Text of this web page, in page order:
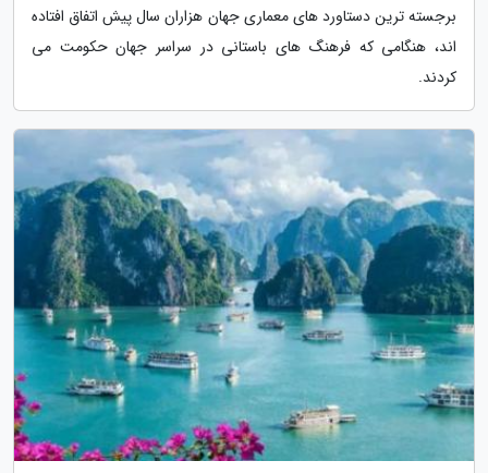
برجسته ترین دستاورد های معماری جهان هزاران سال پیش اتفاق افتاده
اند، هنگامی که فرهنگ های باستانی در سراسر جهان حکومت می
کردند.